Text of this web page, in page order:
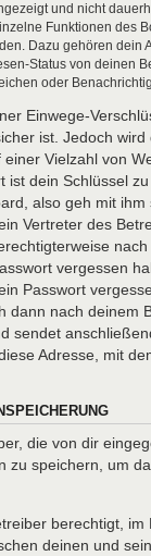
und nicht
Funktionen des
Dazu gehören dein
Status von deinen
oder
Einwege-
ist. Jedoch wird
Vielzahl von
ist dein Schlüssel
also geh mit ihm
Vertreter des
vergessen
Passwort
dann nach deinem
sendet
Adresse, mit
die von dir
zu speichern, um
berechtigt, im
deinen und